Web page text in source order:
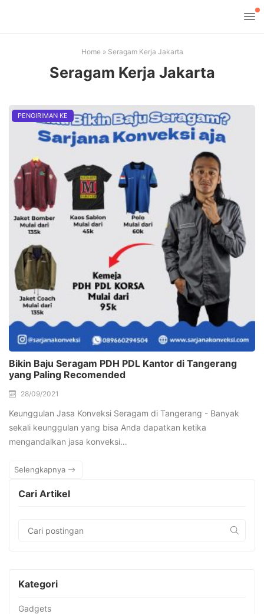
Home» Seragam Kerja Jakarta
Seragam Kerja Jakarta
PENGIRIMAN KE
Bikin Baju Seragam PDH PDL Kantor di Tangerang
yang Paling Recomended
28/09/2021
Keunggulan Jasa Konveksi Seragam di Tangerang - Banyak
sekali keunggulan yang bisa Anda dapatkan ketika
mengandalkan jasa konveksi…
Selengkapnya
Cari Artikel
Kategori
Gadgets